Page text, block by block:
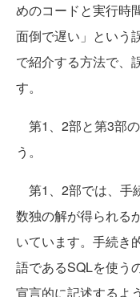
めのコードと実行時
面倒で遅い」という
で紹介する方法で、
す。
第1、2部と第3部
う。
第1、2部では、手
数独の解が得られる
いています。手続き
語であるSQLを使う
宣言的に記述するよ